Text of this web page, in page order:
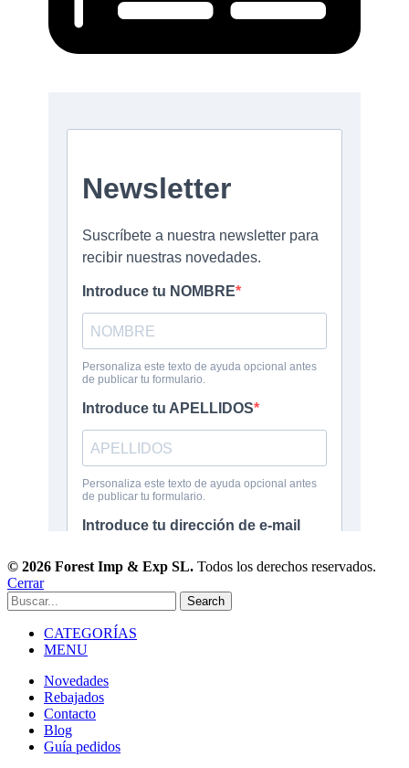
© 2026 Forest Imp & Exp SL. Todos los derechos reservados.
Cerrar
Search
CATEGORÍAS
MENU
Novedades
Rebajados
Contacto
Blog
Guía pedidos